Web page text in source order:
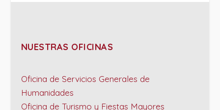
NUESTRAS OFICINAS
Oficina de Servicios Generales de
Humanidades
Oficina de Turismo y Fiestas Mayores